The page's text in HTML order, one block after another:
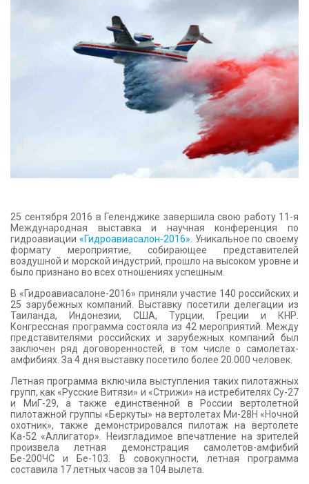
25 сентября 2016 в Геленджике завершила свою работу 11-я
Международная выставка и научная конференция по
гидроавиации «Гидроавиасалон-2016» . Уникальное по своему
формату мероприятие, собирающее представителей
воздушной и морской индустрий, прошло на высоком уровне и
было признано во всех отношениях успешным.
В «Гидроавиасалоне-2016» приняли участие 140 российских и
25 зарубежных компаний. Выставку посетили делегации из
Таиланда, Индонезии, США, Турции, Греции и КНР.
Конгрессная программа состояла из 42 мероприятий. Между
представителями российских и зарубежных компаний был
заключен ряд договоренностей, в том числе о самолетах-
амфибиях. За 4 дня выставку посетило более 20.000 человек.
Летная программа включила выступления таких пилотажных
групп, как «Русские Витязи» и «Стрижи» на истребителях Су-27
и МиГ-29, а также единственной в России вертолетной
пилотажной группы «Беркуты» на вертолетах Ми-28Н «Ночной
охотник», также демонстрировался пилотаж на вертолете
Ка-52 «Аллигатор». Неизгладимое впечатление на зрителей
произвела летная демонстрация самолетов-амфибий
Бе-200ЧС и Бе-103. В совокупности, летная программа
составила 17 летных часов за 104 вылета.